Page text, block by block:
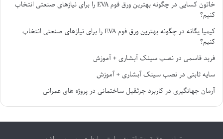
خاتون کسایی در
چگونه بهترین ورق فوم EVA را برای نیازهای صنعتی انتخاب
کنیم؟
کیمیا یگانه در
چگونه بهترین ورق فوم EVA را برای نیازهای صنعتی انتخاب
کنیم؟
فربد قاسمی درنصب سینک آبشاری + آموزش
سایه ثابتی درنصب سینک آبشاری + آموزش
آرمان جهانگیری درکاربرد جرثقیل ساختمانی در پروژه های عمرانی